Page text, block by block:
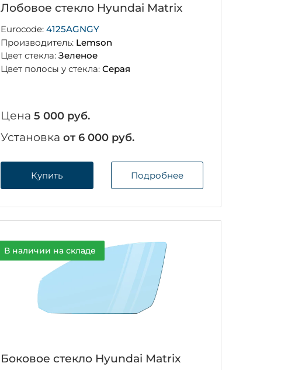
Лобовое стекло Hyundai Matrix
Eurocode:4125AGNGY
Производитель: Lemson
Цвет стекла:Зеленое
Цвет полосы у стекла:Серая
Цена5 000 руб.
Установкаот 6 000 руб.
Купить Подробнее
В наличии на складе
Боковое стекло Hyundai Matrix